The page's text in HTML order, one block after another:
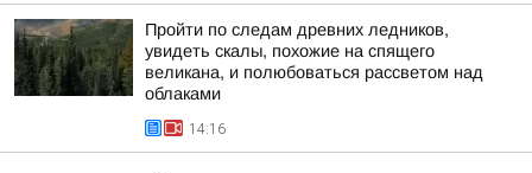
Пройти по следам древних ледников,
увидеть скалы, похожие на спящего
великана, и полюбоваться рассветом над
облаками
14:16